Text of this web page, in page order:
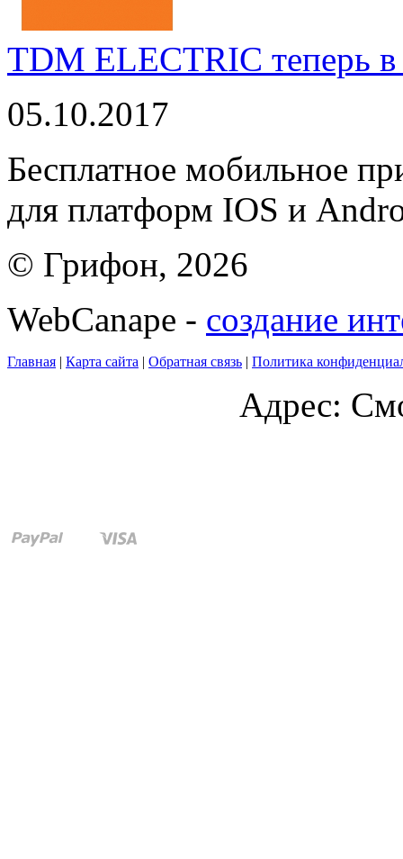
TDM ELECTRIC теперь
05.10.2017
Бесплатное мобильное
для платформ IOS и
© Грифон, 2026
WebCanape - создание
Главная | Карта сайта | Обратная связь | Политика
Адрес: